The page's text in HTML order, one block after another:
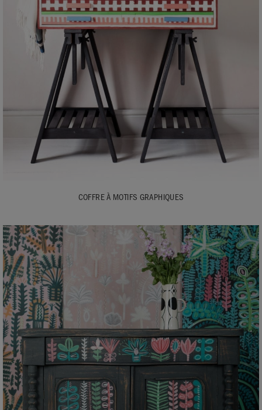
COFFRE À MOTIFS GRAPHIQUES